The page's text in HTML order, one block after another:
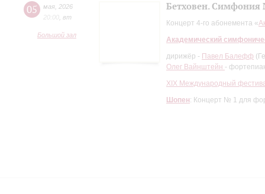
05 мая 2026
20:00 вт
Большой зал
Бетховен. Симфония
Концерт 4-го абонемента «
Академический
дирижёр - Павел Балефф
Олег Вайнштейн -
XIХ Международный
Шопен: Концерт № 1 для